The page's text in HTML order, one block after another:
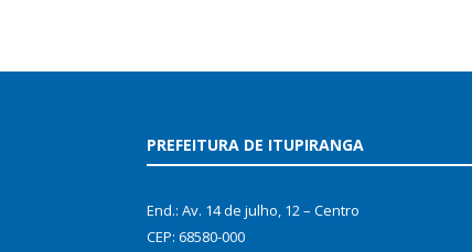
PREFEITURA DE ITUPIRANGA
End.: Av. 14 de julho, 12 – Centro
CEP: 68580-000